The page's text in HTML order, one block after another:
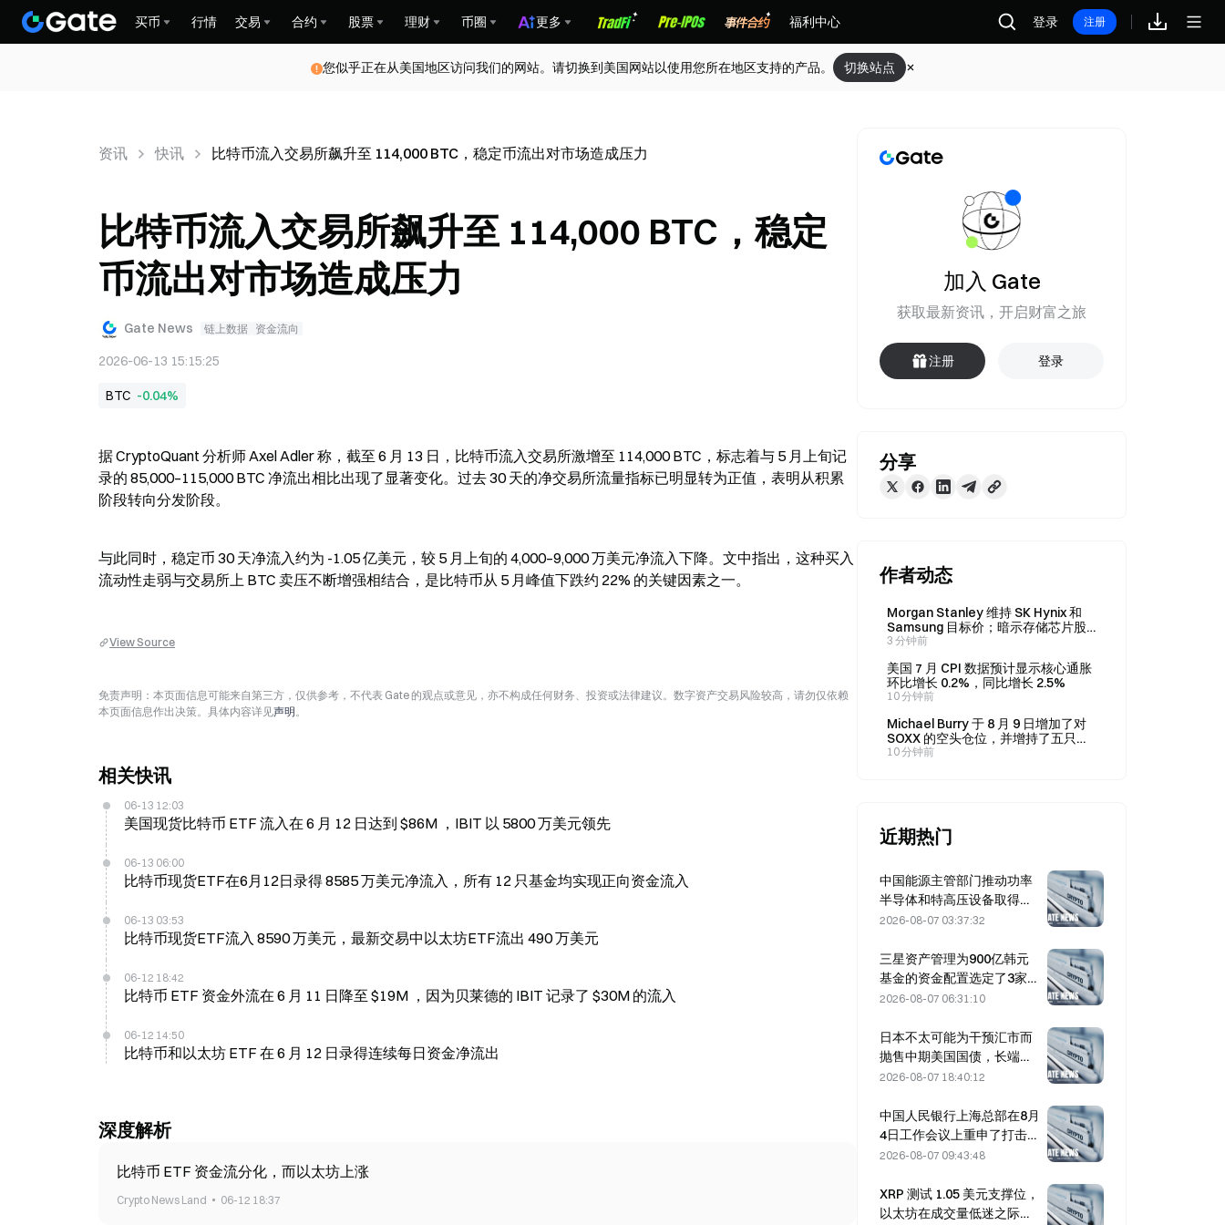
买币 行情 交易 合约 股票 理财 币圈 更多 福利中心 登录 注册
您似乎正在从美国地区访问我们的网站。请切换到美国网站以使用您所在地区支持的产品。 切换站点
资讯 快讯 比特币流入交易所飙升至 114,000 BTC，稳定币流出对市场造成压力
比特币流入交易所飙升至 114,000 BTC，稳定
币流出对市场造成压力
Gate News 链上数据 资金流向
2026-06-13 15:15:25
BTC -0.04%
据 CryptoQuant 分析师 Axel Adler 称，截至 6 月 13 日，比特币流入交易所激增至 114,000 BTC，标志着与 5 月上旬记
录的 85,000–115,000 BTC 净流出相比出现了显著变化。过去 30 天的净交易所流量指标已明显转为正值，表明从积累
阶段转向分发阶段。
与此同时，稳定币 30 天净流入约为 -1.05 亿美元，较 5 月上旬的 4,000–9,000 万美元净流入下降。文中指出，这种买入
流动性走弱与交易所上 BTC 卖压不断增强相结合，是比特币从 5 月峰值下跌约 22% 的关键因素之一。
View Source
免责声明：本页面信息可能来自第三方，仅供参考，不代表 Gate 的观点或意见，亦不构成任何财务、投资或法律建议。数字资产交易风险较高，请勿仅依赖
本页面信息作出决策。具体内容详见声明。
相关快讯
06-13 12:03
美国现货比特币 ETF 流入在 6 月 12 日达到 $86M ，IBIT 以 5800 万美元领先
06-13 06:00
比特币现货ETF在6月12日录得 8585 万美元净流入，所有 12 只基金均实现正向资金流入
06-13 03:53
比特币现货ETF流入 8590 万美元，最新交易中以太坊ETF流出 490 万美元
06-12 18:42
比特币 ETF 资金外流在 6 月 11 日降至 $19M ，因为贝莱德的 IBIT 记录了 $30M 的流入
06-12 14:50
比特币和以太坊 ETF 在 6 月 12 日录得连续每日资金净流出
深度解析
比特币 ETF 资金流分化，而以太坊上涨
Crypto News Land 06-12 18:37
加入 Gate
获取最新资讯，开启财富之旅
注册 登录
分享
作者动态
Morgan Stanley 维持 SK Hynix 和
Samsung 目标价；暗示存储芯片股
调整已结束
3 分钟前
美国 7 月 CPI 数据预计显示核心通胀
环比增长 0.2%，同比增长 2.5%
10 分钟前
Michael Burry 于 8 月 9 日增加了对
SOXX 的空头仓位，并增持了五只股
票。
10 分钟前
近期热门
中国能源主管部门推动功率
半导体和特高压设备取得突
破
2026-08-07 03:37:32
三星资产管理为900亿韩元
基金的资金配置选定了3家风
险投资合作伙伴
2026-08-07 06:31:10
日本不太可能为干预汇市而
抛售中期美国国债，长端收
益率受到的影响有限
2026-08-07 18:40:12
中国人民银行上海总部在8月
4日工作会议上重申了打击加
密货币的政策。
2026-08-07 09:43:48
XRP 测试 1.05 美元支撑位，
以太坊在成交量低迷之际守